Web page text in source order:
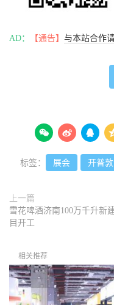
AD： 【通告】 与本站合作
  
标签： 展会 开普
上一篇
雪花啤酒济南100万千升新
目开工
相关推荐